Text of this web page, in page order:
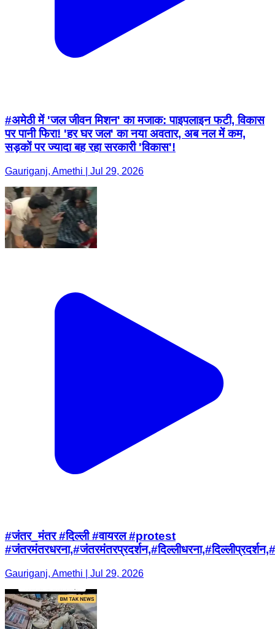
#अमेठी में 'जल जीवन मिशन' का मजाक: पाइपलाइन फटी, विकास
पर पानी फिरा! 'हर घर जल' का नया अवतार, अब नल में कम,
सड़कों पर ज्यादा बह रहा सरकारी 'विकास'!
Gauriganj, Amethi | Jul 29, 2026
#जंतर_मंतर #दिल्ली #वायरल #protest
Gauriganj, Amethi | Jul 29, 2026